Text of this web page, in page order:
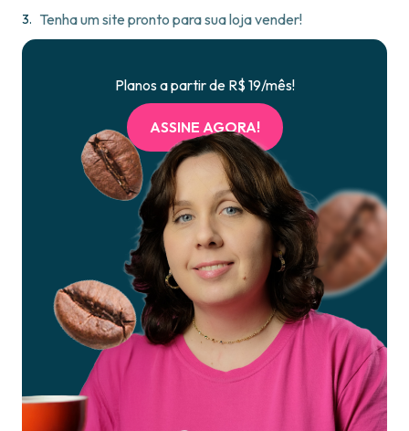
Tenha um site pronto para sua loja vender!
Planos a partir de R$ 19/mês!
ASSINE AGORA!